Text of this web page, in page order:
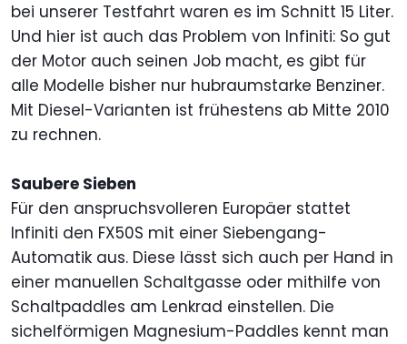
bei unserer Testfahrt waren es im Schnitt 15 Liter.
Und hier ist auch das Problem von Infiniti: So gut
der Motor auch seinen Job macht, es gibt für
alle Modelle bisher nur hubraumstarke Benziner.
Mit Diesel-Varianten ist frühestens ab Mitte 2010
zu rechnen.
Saubere Sieben
Für den anspruchsvolleren Europäer stattet
Infiniti den FX50S mit einer Siebengang-
Automatik aus. Diese lässt sich auch per Hand in
einer manuellen Schaltgasse oder mithilfe von
Schaltpaddles am Lenkrad einstellen. Die
sichelförmigen Magnesium-Paddles kennt man